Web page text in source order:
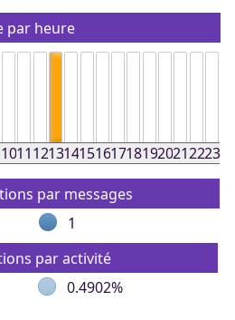
par heure
1011121314151617181920212223
par messages
1
par activité
0.4902%